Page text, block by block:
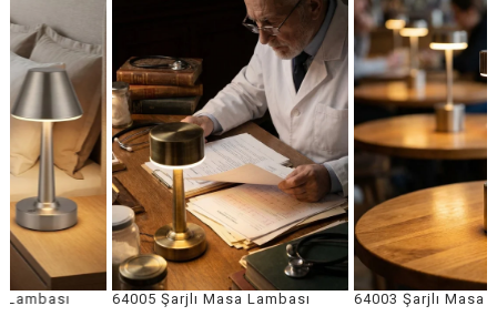
64005 Şarjlı Masa Lambası 64003 Şarjlı Masa Lambası